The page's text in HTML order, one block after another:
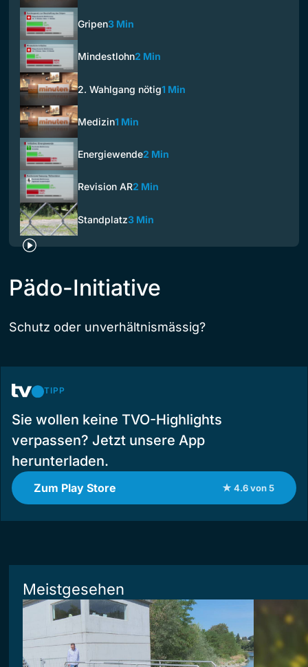
Gripen3 Min
Mindestlohn2 Min
2. Wahlgang nötig1 Min
Medizin1 Min
Energiewende2 Min
Revision AR2 Min
Standplatz3 Min
Pädo-Initiative
Schutz oder unverhältnismässig?
TIPP
Sie wollen keine TVO-Highlights
verpassen? Jetzt unsere App
herunterladen.
Zum Play Store ★ 4.6 von 5
Meistgesehen